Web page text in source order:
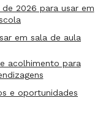
"piso salarial
pública,
Constituição
sobre as
2026 para usar em
em sala de aula
acolhimento para
e oportunidades